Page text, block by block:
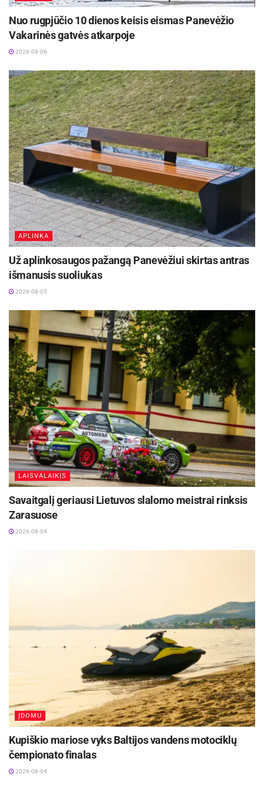
Nuo rugpjūčio 10 dienos keisis eismas Panevėžio
Vakarinės gatvės atkarpoje
2026-08-06
APLINKA
Už aplinkosaugos pažangą Panevėžiui skirtas antras
išmanusis suoliukas
2026-08-05
LAISVALAIKIS
Savaitgalį geriausi Lietuvos slalomo meistrai rinksis
Zarasuose
2026-08-04
ĮDOMU
Kupiškio mariose vyks Baltijos vandens motociklų
čempionato finalas
2026-08-04